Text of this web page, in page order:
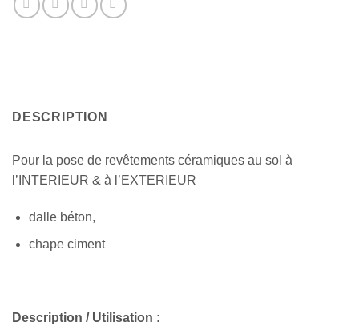
DESCRIPTION
Pour la pose de revêtements céramiques au sol à
l’INTERIEUR & à l’EXTERIEUR
dalle béton,
chape ciment
Description / Utilisation :